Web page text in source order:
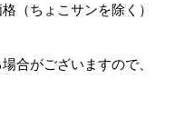
（ちょこサンを除く）
合がございますので、